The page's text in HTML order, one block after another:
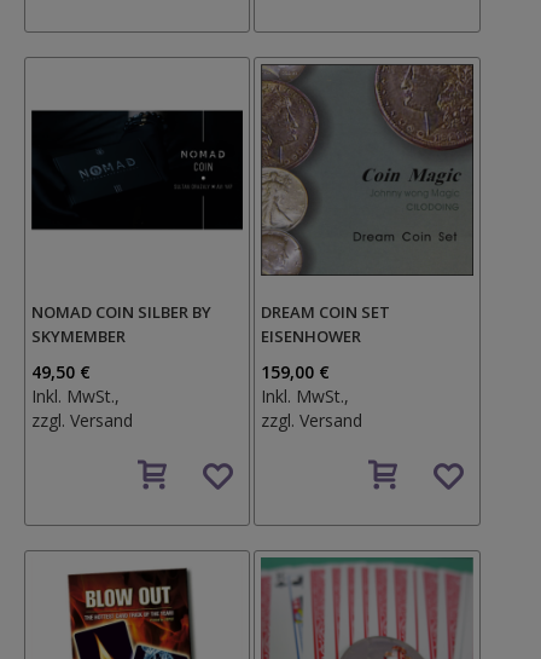
NOMAD COIN SILBER BY
SKYMEMBER
49,50 €
Inkl. MwSt.,
zzgl. Versand
den
DREAM COIN SET
EISENHOWER
159,00 €
Inkl. MwSt.,
zzgl.Versand
den